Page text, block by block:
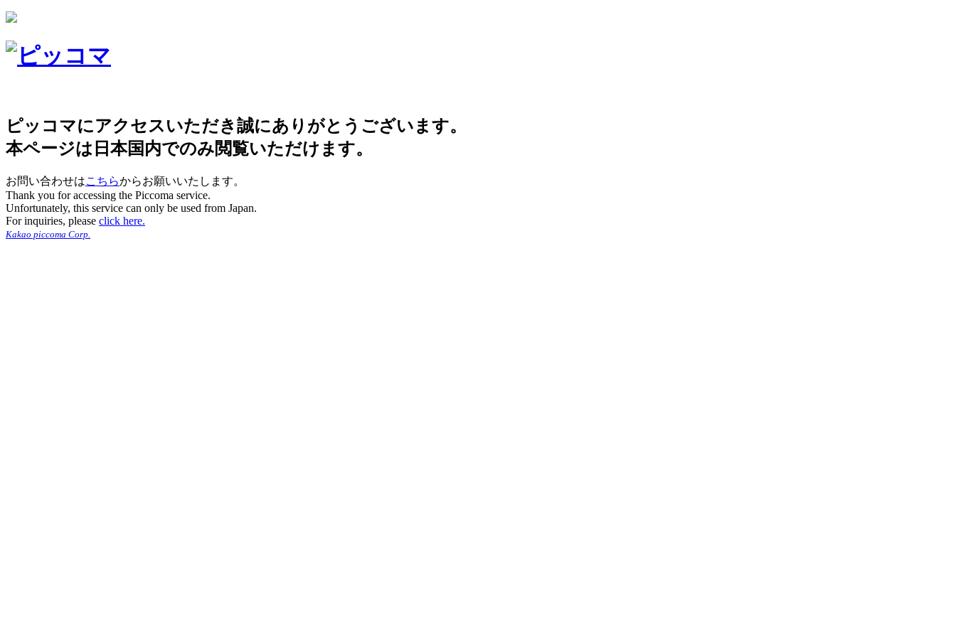
ピッコマにアクセスいただき誠にありがとうございます。
本ページは日本国内でのみ閲覧いただけます。
お問い合わせはこちらからお願いいたします。
Thank you for accessing the Piccoma service.
Unfortunately, this service can only be used from Japan.
For inquiries, please click here.
Kakao piccoma Corp.